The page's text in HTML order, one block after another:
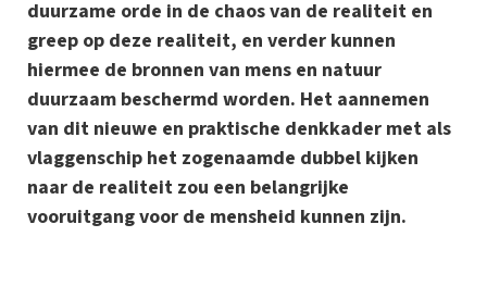
duurzame orde in de chaos van de realiteit en
greep op deze realiteit, en verder kunnen
hiermee de bronnen van mens en natuur
duurzaam beschermd worden. Het aannemen
van dit nieuwe en praktische denkkader met als
vlaggenschip het zogenaamde dubbel kijken
naar de realiteit zou een belangrijke
vooruitgang voor de mensheid kunnen zijn.